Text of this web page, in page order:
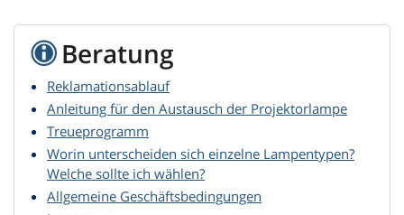
Beratung
Reklamationsablauf
Anleitung für den Austausch der Projektorlampe
Treueprogramm
Worin unterscheiden sich einzelne Lampentypen?
Welche sollte ich wählen?
Allgemeine Geschäftsbedingungen